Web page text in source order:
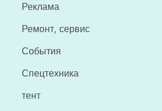
Реклама
Ремонт, сервис
События
Спецтехника
тент